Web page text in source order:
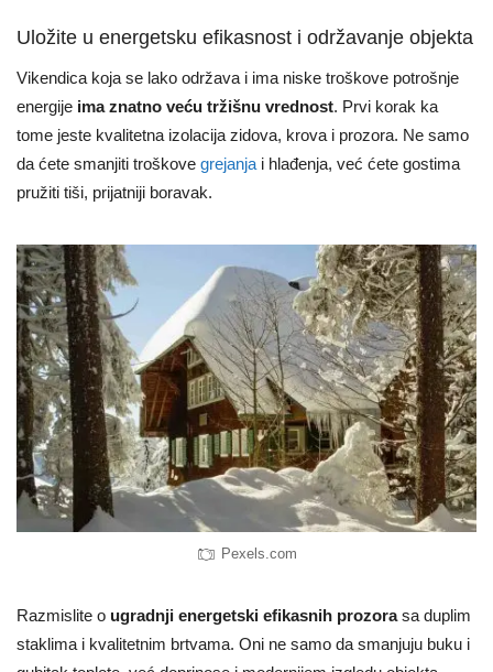
Uložite u energetsku efikasnost i održavanje objekta
Vikendica koja se lako održava i ima niske troškove potrošnje
energije ima znatno veću tržišnu vrednost. Prvi korak ka
tome jeste kvalitetna izolacija zidova, krova i prozora. Ne samo
da ćete smanjiti troškove grejanjai hlađenja, već ćete gostima
pružiti tiši, prijatniji boravak.
Pexels.com
Razmislite o ugradnji energetski efikasnih prozorasa duplim
staklima i kvalitetnim brtvama. Oni ne samo da smanjuju buku i